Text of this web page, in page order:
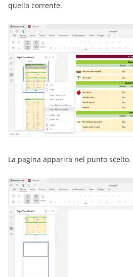
quella corrente.
La pagina apparirà nel punto scelto.